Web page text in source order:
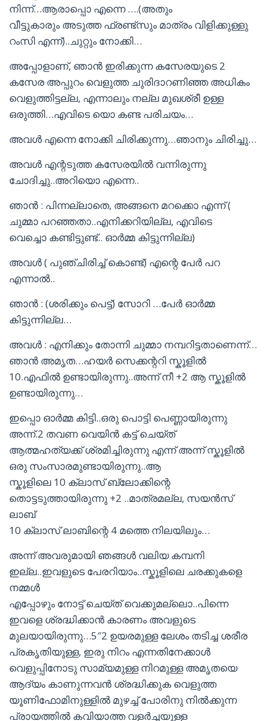
നിന്ന്…ആരാപ്പൊ എന്നെ ….(അതും
വീട്ടുകാരും അടുത്ത ഫ്രണ്ട്സും മാത്രം വിളിക്കുള്ളു
റംസി എന്ന്)..ചുറ്റും നോക്കി…
അപ്പോളാണ്, ഞാൻ ഇരിക്കുന്ന കസേരയുടെ 2
കസേര അപ്പുറം വെളുത്ത ചുരിദാറണിഞ്ഞ അധികം
വെളുത്തിട്ടല്ല, എന്നാലും നല്ല മുഖശ്രീ ഉള്ള
ഒരുത്തി…എവിടെ യൊ കണ്ട പരിചയം…
അവൾ എന്നെ നോക്കി ചിരിക്കുന്നു…ഞാനും ചിരിച്ചു…
അവൾ എന്റടുത്ത കസേരയിൽ വന്നിരുന്നു
ചോദിച്ചു..അറിയൊ എന്നെ..
ഞാൻ : പിന്നല്ലാതെ, അങ്ങനെ മറക്കൊ എന്ന് (
ചുമ്മാ പറഞ്ഞതാ..എനിക്കറിയില്ല, എവിടെ
വെച്ചൊ കണ്ടിട്ടുണ്ട്.. ഓർമ്മ കിട്ടുന്നില്ല)
അവൾ ( പുഞ്ചിരിച്ച് കൊണ്ട്) എന്റെ പേർ പറ
എന്നാൽ..
ഞാൻ : (ശരിക്കും പെട്ട്) സോറി …പേർ ഓർമ്മ
കിട്ടുന്നില്ല…
അവൾ : എനിക്കും തോന്നി ചുമ്മാ നമ്പറിട്ടതാണെന്ന്…
ഞാൻ അമൃത…ഹയർ സെക്കന്ററി സ്കൂളിൽ
10.എഫിൽ ഉണ്ടായിരുന്നു..അന്ന് നീ +2 ആ സ്കൂളിൽ
ഉണ്ടായിരുന്നു…
ഇപ്പൊ ഓർമ്മ കിട്ടി..ഒരു പൊട്ടി പെണ്ണായിരുന്നു
അന്ന്.2 തവണ വെയിൻ കട്ട് ചെയ്ത്
ആത്മഹത്യക്ക് ശ്രമിച്ചിരുന്നു എന്ന് അന്ന് സ്കൂളിൽ
ഒരു സംസാരമുണ്ടായിരുന്നു..ആ
സ്കൂളിലെ 10 ക്ലാസ് ബ്ലോക്കിന്റെ
തൊട്ടടുത്തായിരുന്നു +2 ..മാത്രമല്ല, സയൻസ്
ലാബ്
10 ക്ലാസ് ലാബിന്റെ 4 മത്തെ നിലയിലും…
അന്ന് അവരുമായി ഞങ്ങൾ വലിയ കമ്പനി
ഇല്ല..ഇവളുടെ പേരറിയാം..സ്കൂളിലെ ചരക്കുകളെ
നമ്മൾ
എപ്പോഴും നോട്ട് ചെയ്ത് വെക്കുമല്ലൊ..പിന്നെ
ഇവളെ ശ്രദ്ധിക്കാൻ കാരണം അവളുടെ
മുലയായിരുന്നു…5″2 ഉയരമുള്ള ലേശം തടിച്ച ശരീര
പ്രകൃതിയുള്ള, ഇരു നിറം എന്നതിനേക്കാൾ
വെളുപ്പിനോടു സാമ്യമുള്ള നിറമുള്ള അമൃതയെ
ആദ്യം കാണുന്നവൻ ശ്രദ്ധിക്കുക വെളുത്ത
യൂണിഫോമിനുള്ളിൽ മുഴച്ച് പോരിനു നിൽക്കുന്ന
പ്രായത്തിൽ കവിയാത്ത വളർച്ചയുള്ള